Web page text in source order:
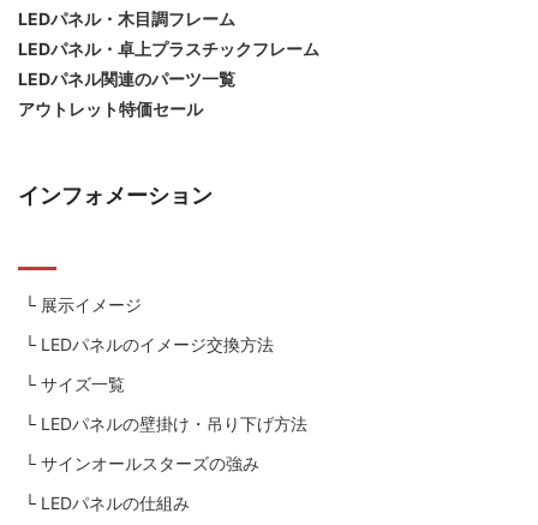
LEDパネル・木目調フレーム
LEDパネル・卓上プラスチックフレーム
LEDパネル関連のパーツ一覧
アウトレット特価セール
インフォメーション
展示イメージ
LEDパネルのイメージ交換方法
サイズ一覧
LEDパネルの壁掛け・吊り下げ方法
サインオールスターズの強み
LEDパネルの仕組み